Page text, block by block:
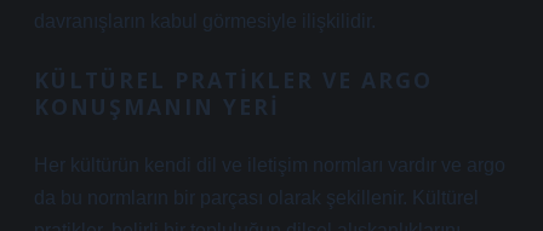
davranışların kabul görmesiyle ilişkilidir.
KÜLTÜREL PRATIKLER VE ARGO
KONUŞMANIN YERI
Her kültürün kendi dil ve iletişim normları vardır ve argo
da bu normların bir parçası olarak şekillenir. Kültürel